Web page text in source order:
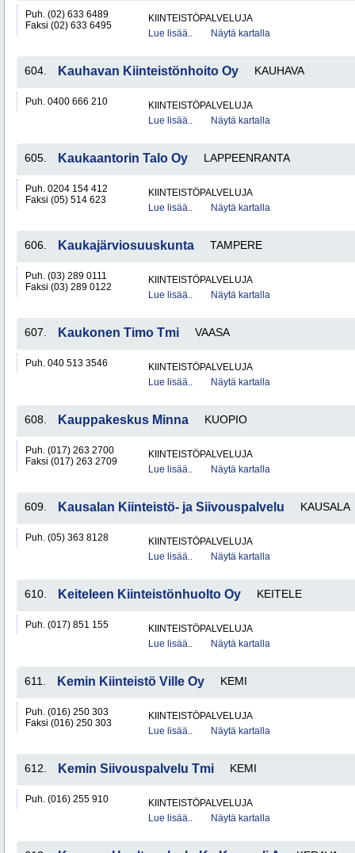
Puh. (02) 633 6489
Faksi (02) 633 6495
KIINTEISTÖPALVELUJA
Lue lisää..
Näytä kartalla
604. Kauhavan Kiinteistönhoito Oy KAUHAVA
Puh. 0400 666 210
KIINTEISTÖPALVELUJA
Lue lisää..
Näytä kartalla
605. Kaukaantorin Talo Oy LAPPEENRANTA
Puh. 0204 154 412
Faksi (05) 514 623
KIINTEISTÖPALVELUJA
Lue lisää..
Näytä kartalla
606. Kaukajärviosuuskunta TAMPERE
Puh. (03) 289 0111
Faksi (03) 289 0122
KIINTEISTÖPALVELUJA
Lue lisää..
Näytä kartalla
607. Kaukonen Timo Tmi VAASA
Puh. 040 513 3546
KIINTEISTÖPALVELUJA
Lue lisää..
Näytä kartalla
608. Kauppakeskus Minna KUOPIO
Puh. (017) 263 2700
Faksi (017) 263 2709
KIINTEISTÖPALVELUJA
Lue lisää..
Näytä kartalla
609. Kausalan Kiinteistö- ja Siivouspalvelu KAUSALA
Puh. (05) 363 8128
KIINTEISTÖPALVELUJA
Lue lisää..
Näytä kartalla
610. Keiteleen Kiinteistönhuolto Oy KEITELE
Puh. (017) 851 155
KIINTEISTÖPALVELUJA
Lue lisää..
Näytä kartalla
611. Kemin Kiinteistö Ville Oy KEMI
Puh. (016) 250 303
Faksi (016) 250 303
KIINTEISTÖPALVELUJA
Lue lisää..
Näytä kartalla
612. Kemin Siivouspalvelu Tmi KEMI
Puh. (016) 255 910
KIINTEISTÖPALVELUJA
Lue lisää..
Näytä kartalla